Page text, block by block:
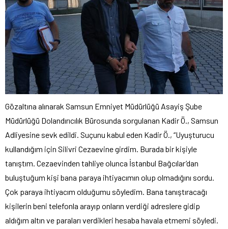
Gözaltına alınarak Samsun Emniyet Müdürlüğü Asayiş Şube
Müdürlüğü Dolandırıcılık Bürosunda sorgulanan Kadir Ö., Samsun
Adliyesine sevk edildi. Suçunu kabul eden Kadir Ö., “Uyuşturucu
kullandığım için Silivri Cezaevine girdim. Burada bir kişiyle
tanıştım. Cezaevinden tahliye olunca İstanbul Bağcılar’dan
buluştuğum kişi bana paraya ihtiyacımın olup olmadığını sordu.
Çok paraya ihtiyacım olduğumu söyledim. Bana tanıştıracağı
kişilerin beni telefonla arayıp onların verdiği adreslere gidip
aldığım altın ve paraları verdikleri hesaba havala etmemi söyledi.